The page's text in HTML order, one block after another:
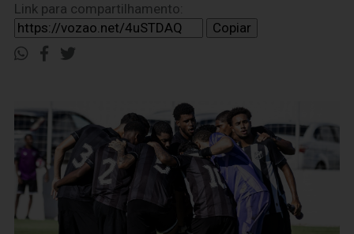
Link para compartilhamento:
Copiar